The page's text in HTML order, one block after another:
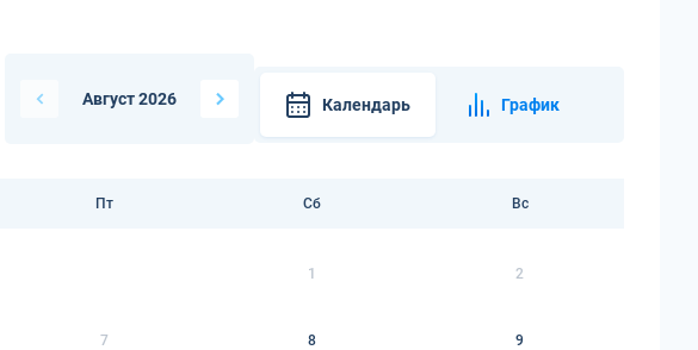
Август 2026 Календарь График
Пт Сб Вс
1 2
7 8 9